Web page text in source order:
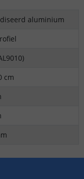
aluminium
cm